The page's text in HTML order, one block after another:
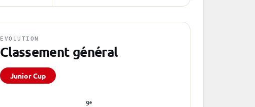
EVOLUTION
Classement général
Junior Cup
9e